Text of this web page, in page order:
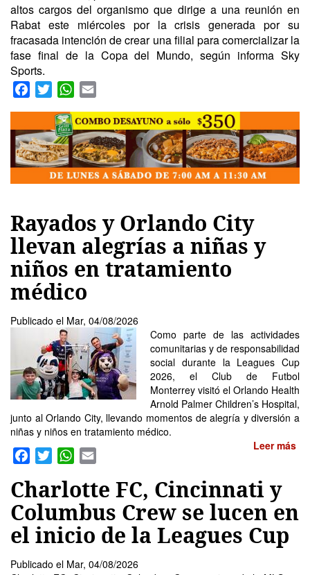
altos cargos del organismo que dirige a una reunión en
Rabat este miércoles por la crisis generada por su
fracasada intención de crear una filial para comercializar la
fase final de la Copa del Mundo, según informa Sky
Sports.
Facebook
TwitterWhatsApp
Rayados y Orlando City
llevan alegrías a niñas y
niños en tratamiento
médico
Publicado el Mar, 04/08/2026
Como parte de las actividades
comunitarias y de responsabilidad
social durante la Leagues Cup
2026, el Club de Futbol
Monterrey visitó el Orlando Health
Arnold Palmer Children’s Hospital,
junto al Orlando City, llevando momentos de alegría y diversión a
niñas y niños en tratamiento médico.
Leer más
Facebook
TwitterWhatsApp
Charlotte FC, Cincinnati y
Columbus Crew se lucen en
el inicio de la Leagues Cup
Publicado el Mar, 04/08/2026